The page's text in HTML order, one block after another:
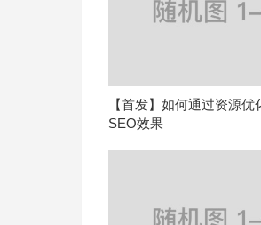
【首发】如何通过资源优
SEO效果